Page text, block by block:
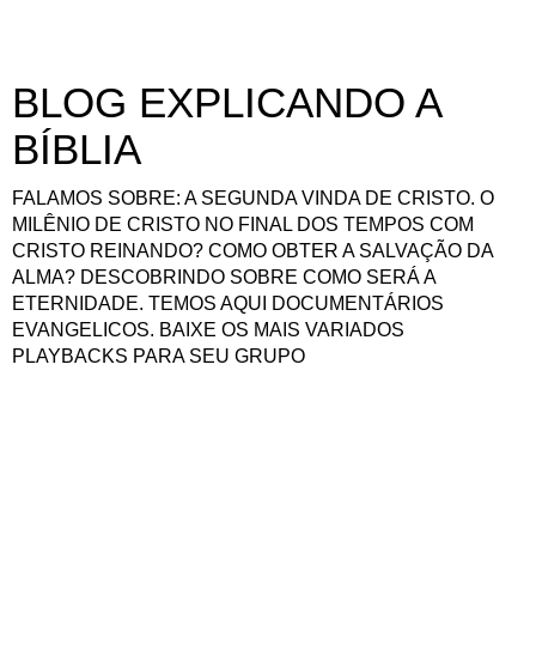
BLOG EXPLICANDO A
BÍBLIA
FALAMOS SOBRE: A SEGUNDA VINDA DE CRISTO. O
MILÊNIO DE CRISTO NO FINAL DOS TEMPOS COM
CRISTO REINANDO? COMO OBTER A SALVAÇÃO DA
ALMA? DESCOBRINDO SOBRE COMO SERÁ A
ETERNIDADE. TEMOS AQUI DOCUMENTÁRIOS
EVANGELICOS. BAIXE OS MAIS VARIADOS
PLAYBACKS PARA SEU GRUPO